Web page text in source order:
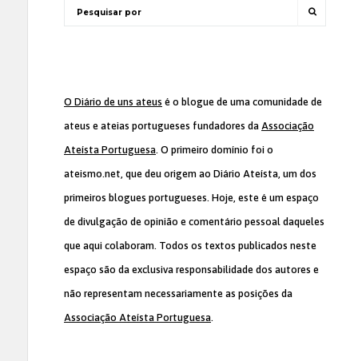
O Diário de uns ateus é o blogue de uma comunidade de
ateus e ateias portugueses fundadores da Associação
Ateísta Portuguesa. O primeiro domínio foi o
ateismo.net, que deu origem ao Diário Ateísta, um dos
primeiros blogues portugueses. Hoje, este é um espaço
de divulgação de opinião e comentário pessoal daqueles
que aqui colaboram. Todos os textos publicados neste
espaço são da exclusiva responsabilidade dos autores e
não representam necessariamente as posições da
Associação Ateísta Portuguesa.